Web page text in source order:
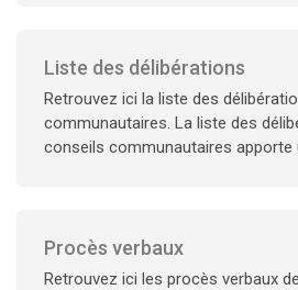
Liste des délibérations
Retrouvez ici la liste des
communautaires. La liste des
conseils communautaires apporte
Procès verbaux
Retrouvez ici les procès verbaux